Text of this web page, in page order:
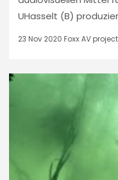
UHasselt (B)
23 Nov 2020 Foxx AV